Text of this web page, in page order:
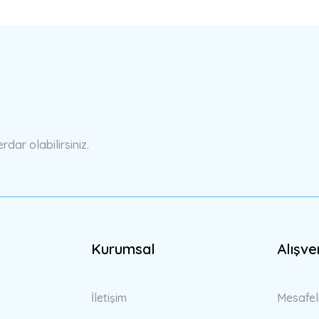
olabilirsiniz.
Kurumsal
İletişim